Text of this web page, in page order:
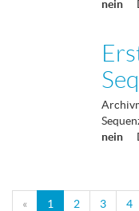
nein
nein
« 1 2 3 4